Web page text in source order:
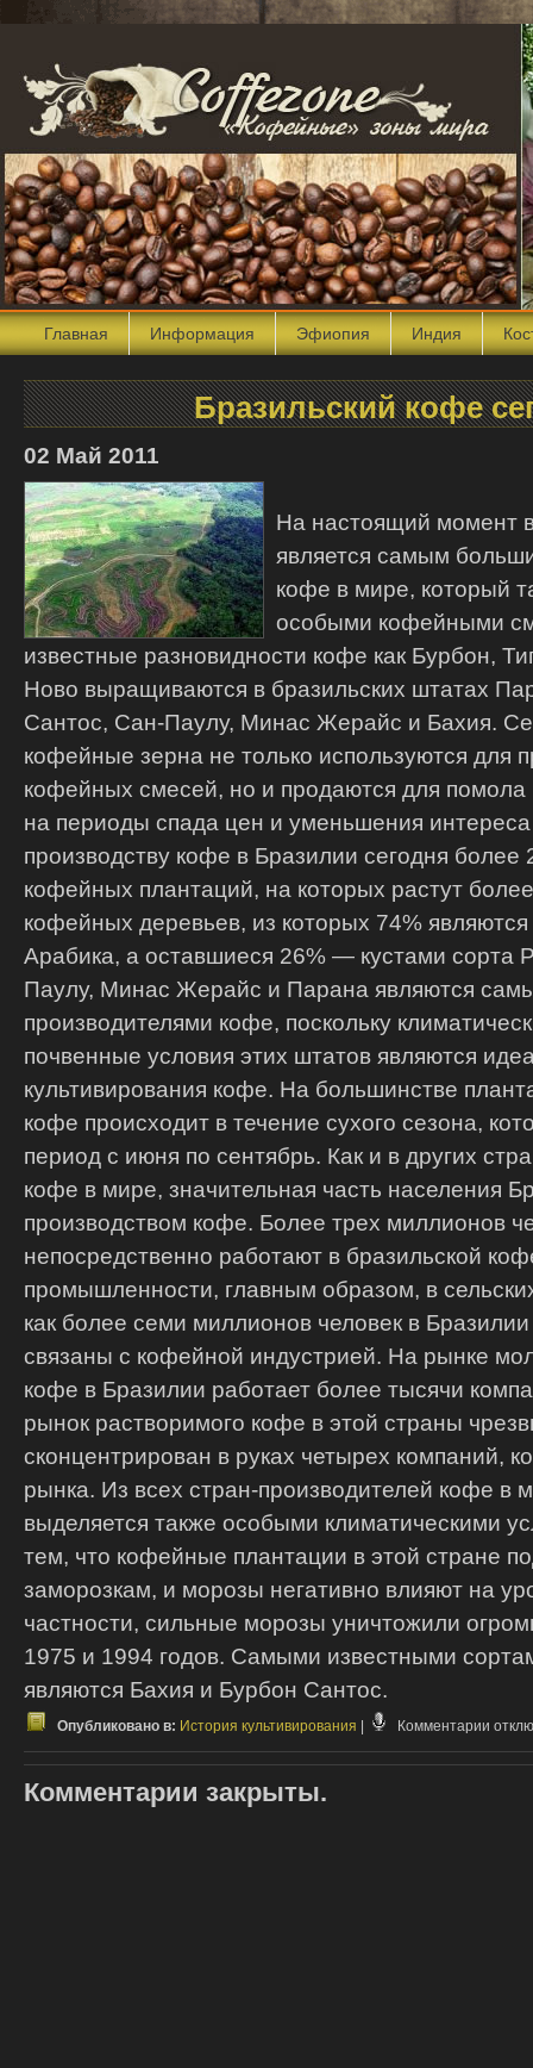
Главная Информация Эфиопия Индия
Бразильский кофе
02 Май 2011
На настоящий момент
является самым
кофе в мире, который
особыми кофейными
известные разновидности кофе как Бурбон,
Ново выращиваются в бразильских штатах
Сантос, Сан-Паулу, Минас Жерайс и Бахия.
кофейные зерна не только используются для
кофейных смесей, но и продаются для помола
на периоды спада цен и уменьшения интереса
производству кофе в Бразилии сегодня более
кофейных плантаций, на которых растут
кофейных деревьев, из которых 74% являются
Арабика, а оставшиеся 26% — кустами сорта
Паулу, Минас Жерайс и Парана являются
производителями кофе, поскольку
почвенные условия этих штатов являются
культивирования кофе. На большинстве
кофе происходит в течение сухого сезона,
период с июня по сентябрь. Как и в других
кофе в мире, значительная часть населения
производством кофе. Более трех миллионов
непосредственно работают в бразильской
промышленности, главным образом, в
как более семи миллионов человек в
связаны с кофейной индустрией. На рынке
кофе в Бразилии работает более тысячи
рынок растворимого кофе в этой страны
сконцентрирован в руках четырех компаний,
рынка. Из всех стран-производителей кофе в
выделяется также особыми климатическими
тем, что кофейные плантации в этой стране
заморозкам, и морозы негативно влияют на
частности, сильные морозы уничтожили
1975 и 1994 годов. Самыми известными
являются Бахия и Бурбон Сантос.
Опубликовано в: История культивирования Комментарии
Комментарии закрыты.